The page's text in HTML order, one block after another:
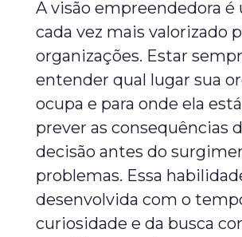
A visão empreendedora é
cada vez mais valorizado
organizações. Estar
entender qual lugar sua
ocupa e para onde ela
prever as consequências
decisão antes do
problemas. Essa
desenvolvida com o
curiosidade e da busca